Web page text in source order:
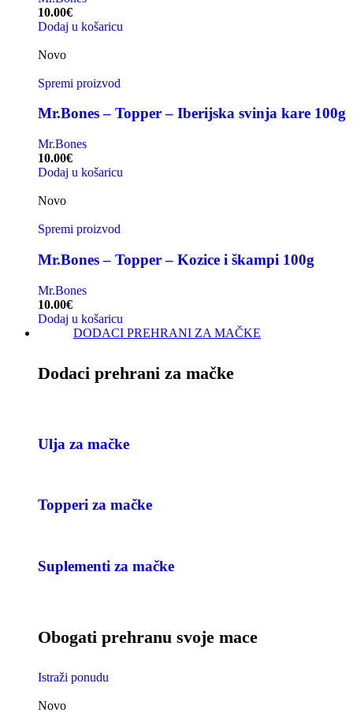
10.00€
Dodaj u košaricu
Novo
Spremi proizvod
Mr.Bones – Topper – Iberijska svinja kare 100g
Mr.Bones
10.00€
Dodaj u košaricu
Novo
Spremi proizvod
Mr.Bones – Topper – Kozice i škampi 100g
Mr.Bones
10.00€
Dodaj u košaricu
DODACI PREHRANI ZA MAČKE
Dodaci prehrani za mačke
Ulja za mačke
Topperi za mačke
Suplementi za mačke
Obogati prehranu svoje mace
Istraži ponudu
Novo